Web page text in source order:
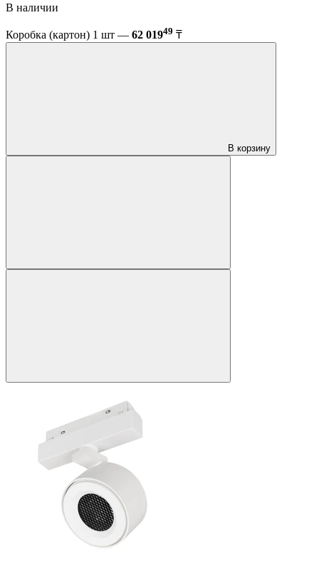
В наличии
Коробка (картон) 1 шт — 62 01949 ₸
В корзину